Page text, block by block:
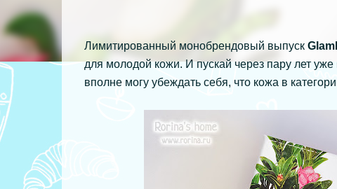
Лимитированный монобрендовый выпуск
для молодой кожи. И пускай через пару лет
вполне могу убеждать себя, что кожа в